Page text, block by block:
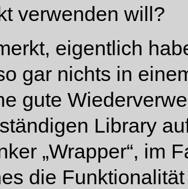
verwenden will?
eigentlich
gar nichts in
gute
Library
„Wrapper“, im
die